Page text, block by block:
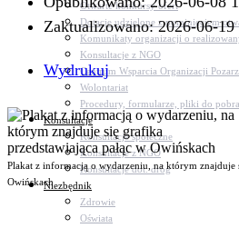
Otwarte konkursy ofert
Dotacje udzielone z pominięciem
Komunikaty organizacji o
Konsultacje z NGO
Centrum Wsparcia Organizacji
Wolontariat
Procedury, formularze, pliki do
Konsultacje
Konsultacje społeczne
Konsultacje z NGO
Konsultacje dot. dróg
Niezbędnik
Zdrowie
Oświata
Zaktualizowano: 2026-06-19
Wydrukuj
Plakat z informacją o wydarzeniu, na którym znajduje
Owińskach